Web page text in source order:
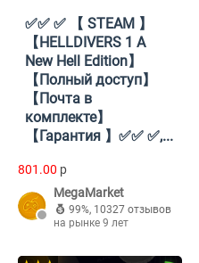
✅✅ ✅ 【 STEAM 】
【HELLDIVERS 1 A
New Hell Edition】
【Полный доступ】
【Почта в
комплекте】
【Гарантия 】✅✅ ✅,...
801.00 p
MegaMarket
99%, 10327 отзывов
на рынке 9 лет